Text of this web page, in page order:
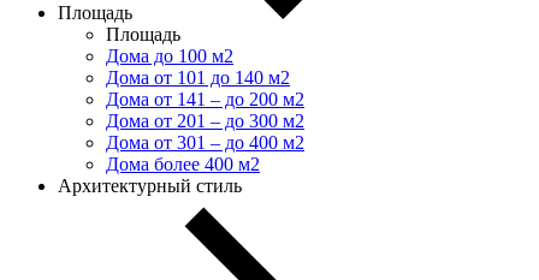
Площадь
Площадь
Дома до 100 м2
Дома от 101 до 140 м2
Дома от 141 – до 200 м2
Дома от 201 – до 300 м2
Дома от 301 – до 400 м2
Дома более 400 м2
Архитектурный стиль